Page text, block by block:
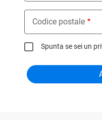
Codice postale
Spunta se sei un